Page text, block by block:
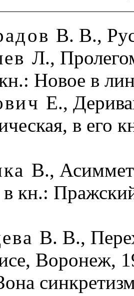
В. В.,
Л.,
Новое в
Е.,
в его
В.,
кн.:
В. В.,
Воронеж,